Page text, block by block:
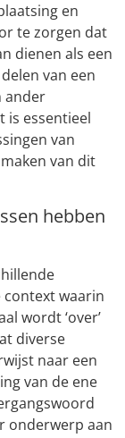
en
te zorgen dat
dienen als een
van een
ander
is essentieel
van
van dit
hebben
context waarin
wordt ‘over’
diverse
naar een
van de ene
onderwerp aan